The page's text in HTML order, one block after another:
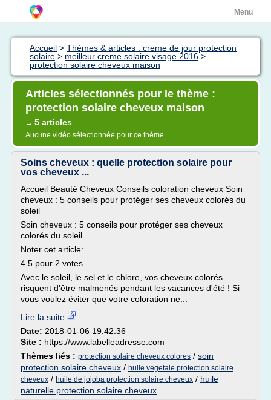
Menu
Accueil > Thèmes & articles : creme de jour protection
solaire > meilleur creme solaire visage 2016 >
protection solaire cheveux maison
Articles sélectionnés pour le thème :
protection solaire cheveux maison
→ 5 articles
Aucune vidéo sélectionnée pour ce thème
Soins cheveux : quelle protection solaire pour
vos cheveux ...
Accueil Beauté Cheveux Conseils coloration cheveux Soin
cheveux : 5 conseils pour protéger ses cheveux colorés du
soleil
Soin cheveux : 5 conseils pour protéger ses cheveux
colorés du soleil
Noter cet article:
4.5 pour 2 votes
Avec le soleil, le sel et le chlore, vos cheveux colorés
risquent d'être malmenés pendant les vacances d'été ! Si
vous voulez éviter que votre coloration ne...
Lire la suite
Date: 2018-01-06 19:42:36
Site : https://www.labelleadresse.com
Thèmes liés : protection solaire cheveux colores / soin
protection solaire cheveux / huile vegetale protection solaire
cheveux / huile de jojoba protection solaire cheveux / huile
naturelle protection solaire cheveux